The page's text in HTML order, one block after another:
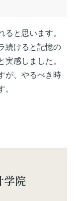
ると思います。
続けると記憶の
感しました。
が、やるべき時
。
学院